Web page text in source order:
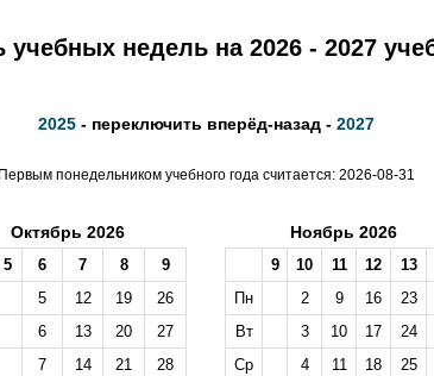
учебных недель на 2026 - 2027
2025- переключить вперёд-назад - 2027
Первым понедельником учебного года считается: 2026-08-31
Октябрь 2026
5 6 7 8
9
5 12 19
26
6 13 20
27
7 14 21
28
Ноябрь 2026
9 10 11 12 13
Пн
2 9 16 23
Вт
3 10 17
24
Ср
4 11 18
25